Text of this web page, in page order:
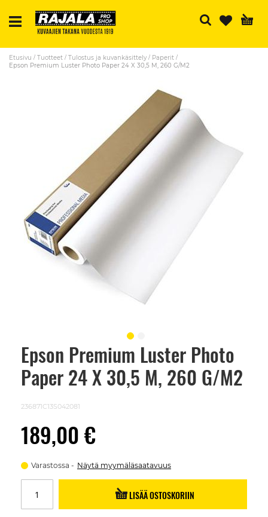
Etusivu Tuotteet Tulostus ja kuvankäsittely
Paperit
Epson Premium Luster Photo Paper 24 X 30,5 M, 260 G/M2
Epson Premium Luster Photo
Paper 24 X 30,5 M, 260 G/M2
236871C13S042081
189,00 €
Varastossa Näytä myymäläsaatavuus
LISÄÄ OSTOSKORIIN
Skip
beginning
images